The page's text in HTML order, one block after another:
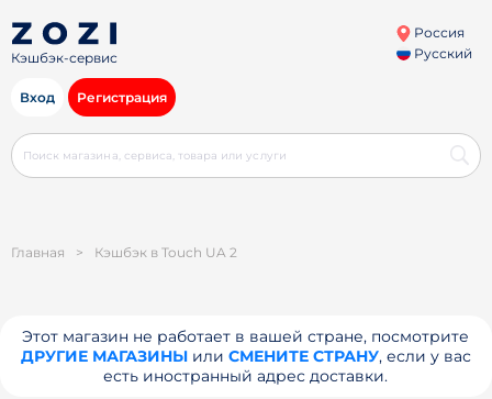
Кэшбэк-сервис
Россия
Русский
Вход Регистрация
Главная > Кэшбэк в Touch UA 2
Этот магазин не работает в вашей стране, посмотрите
ДРУГИЕ МАГАЗИНЫили СМЕНИТЕ СТРАНУ, если у вас
есть иностранный адрес доставки.